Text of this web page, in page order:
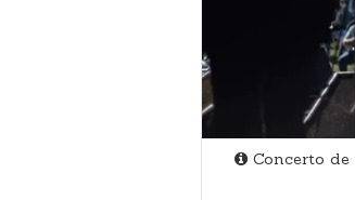
Concerto de